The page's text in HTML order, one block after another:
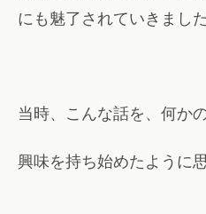
にも魅了されていきました
当時、こんな話を、何か
興味を持ち始めたように